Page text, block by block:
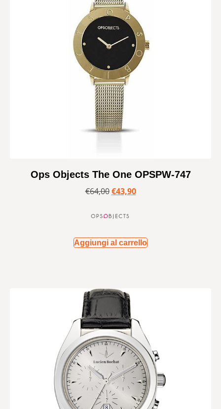
Ops Objects The One OPSPW-747
€64,00 €43,90
Aggiungi al carrello